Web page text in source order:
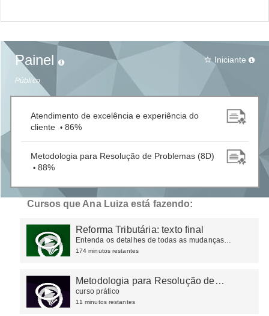
Painel
Público
star_border Iniciante
Atendimento de excelência e experiência do
cliente • 86%
Metodologia para Resolução de Problemas (8D)
• 88%
Cursos que Ana Luiza está fazendo:
Reforma Tributária: texto final
Entenda os detalhes de todas as mudanças
ocorridas na tributação do consumo
174 minutos restantes
Metodologia para Resolução de
Problemas (8D)
curso prático
11 minutos restantes